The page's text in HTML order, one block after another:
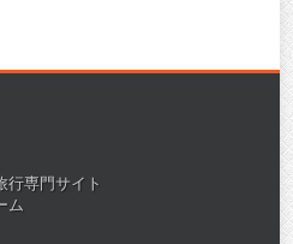
行専門サイト
ム